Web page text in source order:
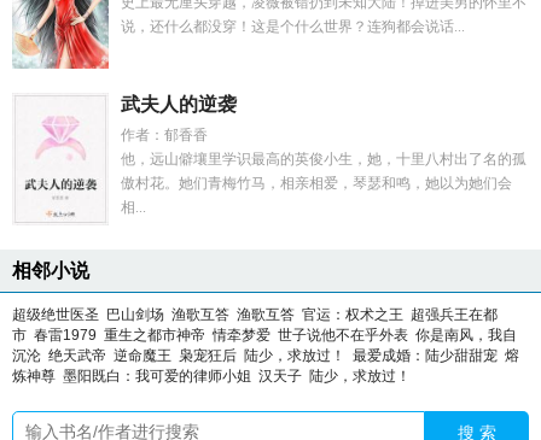
说，还什么都没穿！这是个什么世界？连狗都会说话...
武夫人的逆袭
作者：郁香香
他，远山僻壤里学识最高的英俊小生，她，十里八村出了名的孤
傲村花。她们青梅竹马，相亲相爱，琴瑟和鸣，她以为她们会
相...
相邻小说
超级绝世医圣 巴山剑场 渔歌互答 渔歌互答 官运：权术之王 超强兵王在都
市 春雷1979 重生之都市神帝 情牵梦爱 世子说他不在乎外表 你是南风，我自
沉沦 绝天武帝 逆命魔王 枭宠狂后 陆少，求放过！ 最爱成婚：陆少甜甜宠 熔
炼神尊 墨阳既白：我可爱的律师小姐 汉天子 陆少，求放过！
搜 索